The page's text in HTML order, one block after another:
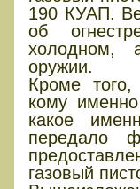
190 КУАП.
об
холодном,
оружии.
Кроме
кому
какое
передало
газовый